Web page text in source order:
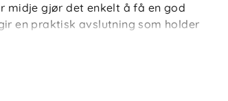
midje gjør det enkelt å få en god
en praktisk avslutning som holder